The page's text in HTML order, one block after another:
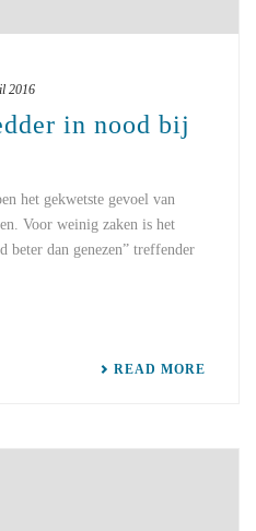
2016
in nood bij
het gekwetste gevoel van
Voor weinig zaken is het
beter dan genezen” treffender
READ MORE